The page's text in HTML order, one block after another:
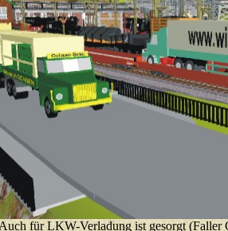
Auch für LKW-Verladung ist gesorgt (Faller